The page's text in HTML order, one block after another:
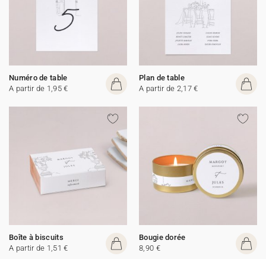
Numéro de table
A partir de 1,95 €
Plan de table
A partir de 2,17 €
Boîte à biscuits
A partir de 1,51 €
Bougie dorée
8,90 €